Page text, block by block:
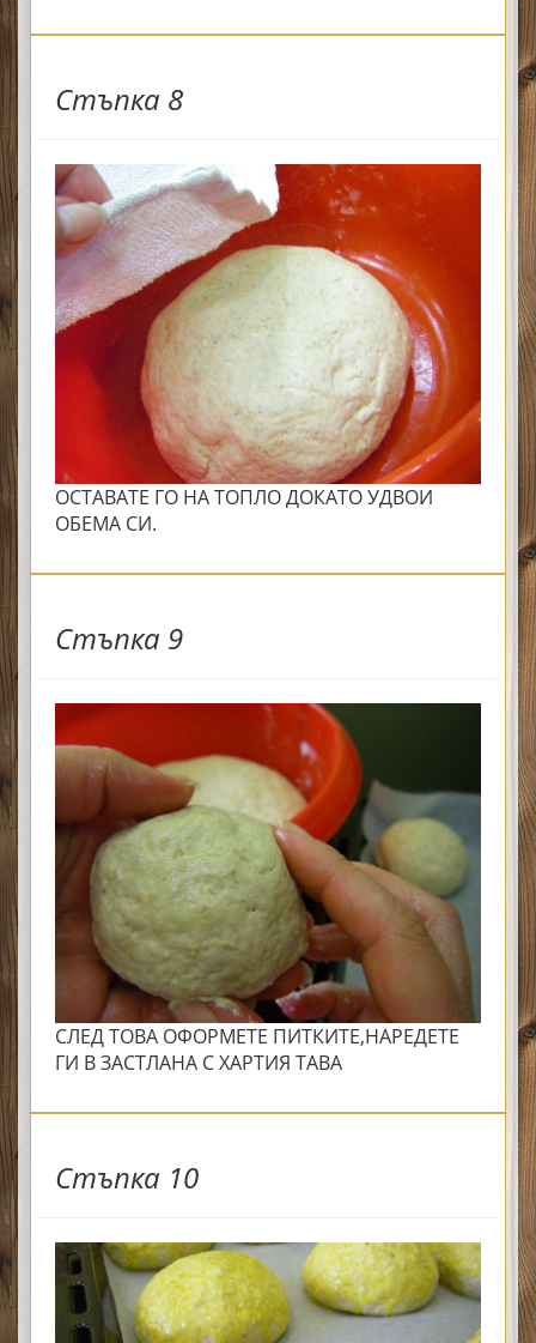
Стъпка 8
ОСТАВАТЕ ГО НА ТОПЛО ДОКАТО УДВОИ
ОБЕМА СИ.
Стъпка 9
СЛЕД ТОВА ОФОРМЕТЕ ПИТКИТЕ,НАРЕДЕТЕ
ГИ В ЗАСТЛАНА С ХАРТИЯ ТАВА
Стъпка 10